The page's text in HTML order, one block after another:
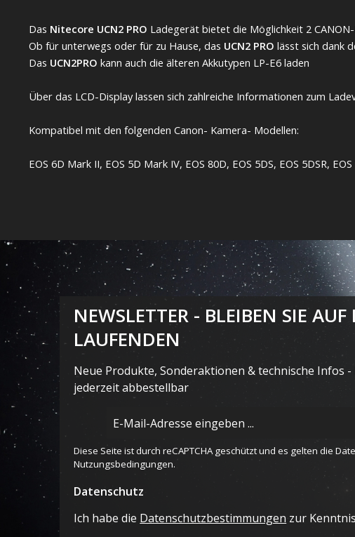
Das Nitecore UCN2 PRO Ladegerät bietet die Möglichkeit 2
Ob für unterwegs oder für zu Hause, das UCN2 PRO lässt sich dank
Das UCN2PRO kann auch die älteren Akkutypen LP-E6 laden
Über das LCD-Display lassen sich zahlreiche Informationen zum
Kompatibel mit den folgenden Canon- Kamera- Modellen:
EOS 6D Mark II, EOS 5D Mark IV, EOS 80D, EOS 5DS, EOS 5DSR,
NEWSLETTER - BLEIBEN SIE AUF
LAUFENDEN
Neue Produkte, Sonderaktionen & technische Infos -
jederzeit abbestellbar
Mail-
Adresse
*
Diese Seite ist durch reCAPTCHA geschützt und es gelten die
Nutzungsbedingungen.
Datenschutz
Ich habe die Datenschutzbestimmungen zur